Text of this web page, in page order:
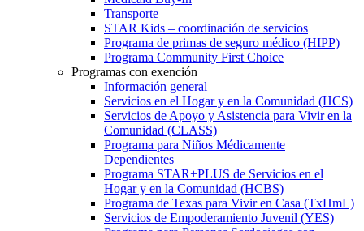
Transporte
STAR Kids – coordinación de servicios
Programa de primas de seguro médico (HIPP)
Programa Community First Choice
Programas con exención
Información general
Servicios en el Hogar y en la Comunidad (HCS)
Servicios de Apoyo y Asistencia para Vivir en la
Comunidad (CLASS)
Programa para Niños Médicamente
Dependientes
Programa STAR+PLUS de Servicios en el
Hogar y en la Comunidad (HCBS)
Programa de Texas para Vivir en Casa (TxHmL)
Servicios de Empoderamiento Juvenil (YES)